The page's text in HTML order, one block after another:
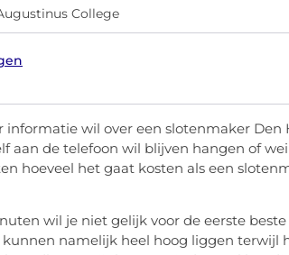
College
wil over een slotenmaker Den
aan de telefoon wil blijven hangen of
hoeveel het gaat kosten als een
wil je niet gelijk voor de eerste
namelijk heel hoog liggen terwijl